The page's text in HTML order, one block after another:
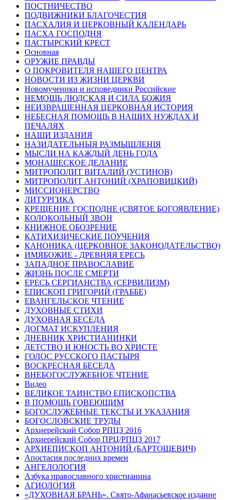
ПОСТНИЧЕСТВО
ПОДВИЖНИКИ БЛАГОЧЕСТИЯ
ПАСХАЛИЯ И ЦЕРКОВНЫЙ КАЛЕНДАРЬ
ПАСХА ГОСПОДНЯ
ПАСТЫРСКИЙ КРЕСТ
Основная
ОРУЖИЕ ПРАВДЫ
О ПОКРОВИТЕЛЯ НАШЕГО ЦЕНТРА
НОВОСТИ ИЗ ЖИЗНИ ЦЕРКВИ
Новомученики и исповедники Российские
НЕМОЩЬ ЛЮДСКАЯ И СИЛА БОЖИЯ
НЕИЗВРАЩЕННАЯ ЦЕРКОВНАЯ ИСТОРИЯ
НЕБЕСНАЯ ПОМОЩЬ В НАШИХ НУЖДАХ И
ПЕЧАЛЯХ
НАШИ ИЗДАНИЯ
НАЗИДАТЕЛЬНЫЯ РАЗМЫШЛЕНІЯ
МЫСЛИ НА КАЖДЫЙ ДЕНЬ ГОДА
МОНАШЕСКОЕ ДЕЛАНИЕ
МИТРОПОЛИТ ВИТАЛИЙ (УСТИНОВ)
МИТРОПОЛИТ АНТОНИЙ (ХРАПОВИЦКИЙ)
МИССИОНЕРСТВО
ЛИТУРГИКА
КРЕЩЕНИЕ ГОСПОДНЕ (СВЯТОЕ БОГОЯВЛЕНИЕ)
КОЛОКОЛЬНЫЙ ЗВОН
КНИЖНОЕ ОБОЗРЕНИЕ
КАТИХИЗИЧЕСКИЕ ПОУЧЕНИЯ
КАНОНИКА (ЦЕРКОВНОЕ ЗАКОНОДАТЕЛЬСТВО)
ИМЯБОЖИЕ - ДРЕВНЯЯ ЕРЕСЬ
ЗАПАДНОЕ ПРАВОСЛАВИЕ
ЖИЗНЬ ПОСЛЕ СМЕРТИ
ЕРЕСЬ СЕРГИАНСТВА (СЕРВИЛИЗМ)
ЕПИСКОП ГРИГОРИЙ (ГРАББЕ)
ЕВАНГЕЛЬСКОЕ ЧТЕНИЕ
ДУХОВНЫЕ СТИХИ
ДУХОВНАЯ БЕСЕДА
ДОГМАТ ИСКУПЛЕНИЯ
ДНЕВНИК ХРИСТИАНИНКИ
ДЕТСТВО И ЮНОСТЬ ВО ХРИСТЕ
ГОЛОС РУССКОГО ПАСТЫРЯ
ВОСКРЕСНАЯ БЕСЕДА
ВНЕБОГОСЛУЖЕБНОЕ ЧТЕНИЕ
Видео
ВЕЛИКОЕ ТАИНСТВО ЕПИСКОПСТВА
В ПОМОЩЬ ГОВЕЮЩИМ
БОГОСЛУЖЕБНЫЕ ТЕКСТЫ И УКАЗАНИЯ
БОГОСЛОВСКИЕ ТРУДЫ
Архиерейский Собор РПЦЗ 2016
Архиерейский Собор ПРЦ/РПЦЗ 2017
АРХИЕПИСКОП АНТОНИЙ (БАРТОШЕВИЧ)
Апостасия последних времен
АНГЕЛОЛОГИЯ
Азбука православного христианина
АГИОЛОГИЯ
«ДУХОВНАЯ БРАНЬ». Свято-Афанасьевское издание